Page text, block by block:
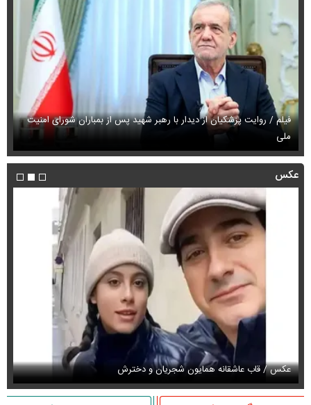
فیلم / روایت پزشکیان از دیدار با رهبر شهید پس از بمباران شورای امنیت
ملی
عکس
عکس / قاب عاشقانه همایون شجریان و دخترش